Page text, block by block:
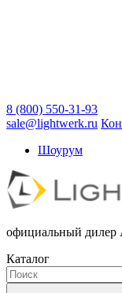
8 (800) 550-31-93
sale@lightwerk.ru
Шоурум
официальный дилер
Каталог